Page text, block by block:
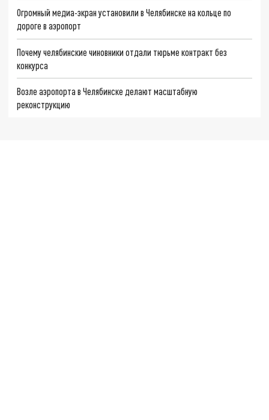
Огромный медиа-экран установили в Челябинске на кольце по
дороге в аэропорт
Почему челябинские чиновники отдали тюрьме контракт без
конкурса
Возле аэропорта в Челябинске делают масштабную
реконструкцию